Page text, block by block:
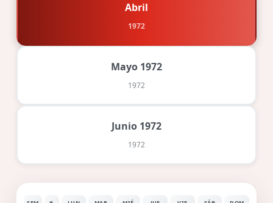
Abril
1972
Mayo 1972
1972
Junio 1972
1972